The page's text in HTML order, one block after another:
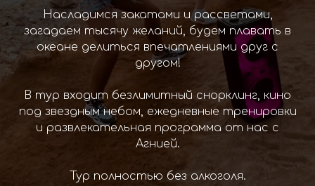
Насладимся закатами и рассветами,
загадаем тысячу желаний, будем плавать в
океане делиться впечатлениями друг с
другом!
В тур входит безлимитный снорклинг, кино
под звездным небом, ежедневные тренировки
и развлекательная программа от нас с
Агнией.
Тур полностью без алкоголя.